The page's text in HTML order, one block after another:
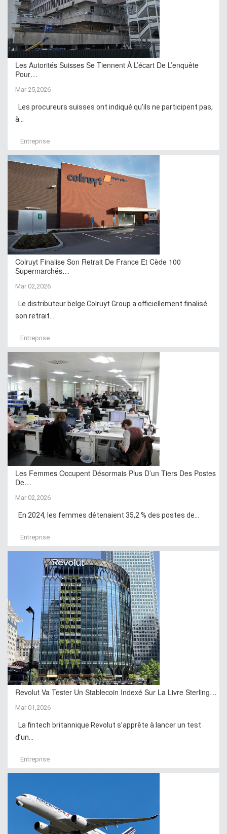
Les Autorités Suisses Se Tiennent À L’écart De L’enquête
Pour…
Mar 25,2026
Les procureurs suisses ont indiqué qu’ils ne participent pas,
à...
Entreprise
Colruyt Finalise Son Retrait De France Et Cède 100
Supermarchés…
Mar 02,2026
Le distributeur belge Colruyt Group a officiellement finalisé
son retrait...
Entreprise
Les Femmes Occupent Désormais Plus D’un Tiers Des Postes
De…
Mar 02,2026
En 2024, les femmes détenaient 35,2 % des postes de...
Entreprise
Revolut Va Tester Un Stablecoin Indexé Sur La Livre Sterling…
Mar 01,2026
La fintech britannique Revolut s’apprête à lancer un test
d’un...
Entreprise